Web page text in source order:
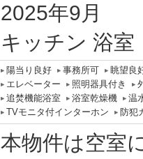
2025年9月
キッチン 浴室
陽当り良好 事務所可
眺望良
エレベーター
照明器具付き
追焚機能浴室
浴室乾燥機
温
TVモニタ付インターホン
防犯
本物件は空室